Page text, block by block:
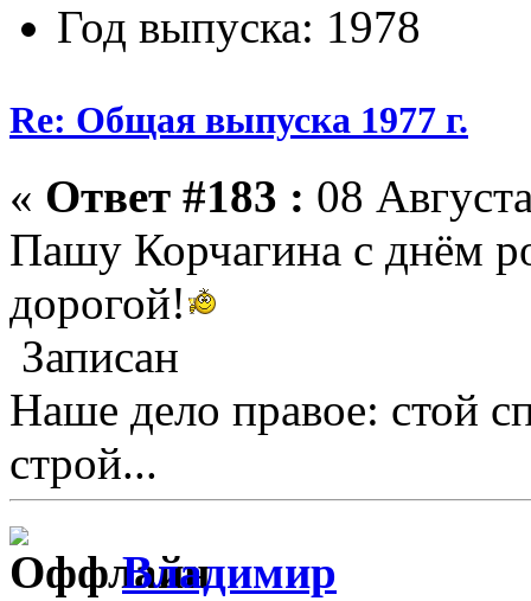
Год выпуска: 1978
Re: Общая выпуска 1977 г.
« Ответ #183 : 08
Пашу Корчагина с днём
дорогой!
Записан
Наше дело правое: стой
строй...
Влaдимир